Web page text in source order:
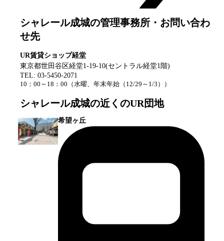
シャレール成城の管理事務所・お問い合わ
せ先
UR賃貸ショップ経堂
東京都世田谷区経堂1-19-10(セントラル経堂1階)
TEL: 03-5450-2071
10：00～18：00 （水曜、年末年始（12/29～1/3） ）
シャレール成城の近くのUR団地
希望ヶ丘